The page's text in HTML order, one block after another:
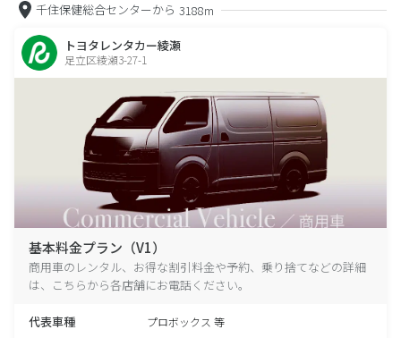
千住保健総合センターから 3188m
トヨタレンタカー綾瀬
足立区綾瀬3-27-1
基本料金プラン（V1）
商用車のレンタル、お得な割引料金や予約、乗り捨てなどの詳細
は、こちらから各店舗にお電話ください。
代表車種 プロボックス 等